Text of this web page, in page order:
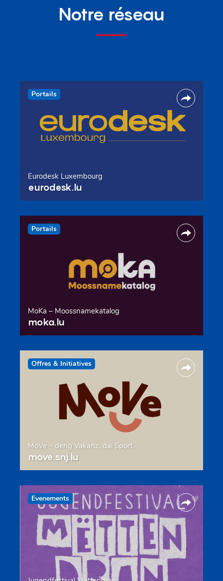
Notre réseau
Portails
Eurodesk Luxembourg
eurodesk.lu
Portails
MoKa – Moossnamekatalog
moka.lu
Offres & Initiatives
MoVe – deng Vakanz, däi Sport
move.snj.lu
Evenements